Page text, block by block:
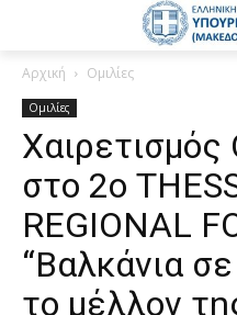
Αρχική Ομιλίες
Ομιλίες
στο 2ο
REGIONAL
“Βαλκάνια
το μέλλον